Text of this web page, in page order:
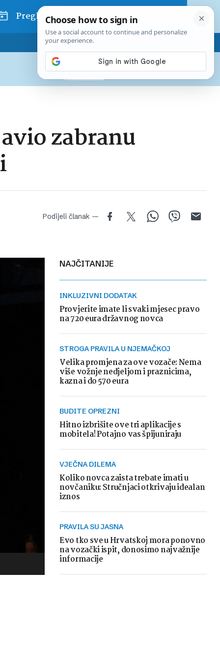
Pregled dana
Pretplatite se na Poslovni
Već od10 EURmjesečno
zabranu
Podijeli članak —
NAJČITANIJE
INKLUZIVNI DODATAK
Provjerite imate li svaki mjesec pravo
na 720 eura državnog novca
STROGA PRAVILA U NJEMAČKOJ
Velika promjena za ove vozače: Nema
više vožnje nedjeljom i praznicima,
kazna i do 570 eura
BUDITE OPREZNI
Hitno izbrišite ove tri aplikacije s
mobitela! Potajno vas špijuniraju
VJEČNA DILEMA
Koliko novca zaista trebate imati u
novčaniku: Stručnjaci otkrivaju idealan
iznos
PRAVILA SU JASNA
Evo tko sve u Hrvatskoj mora ponovno
na vozački ispit, donosimo najvažnije
informacije